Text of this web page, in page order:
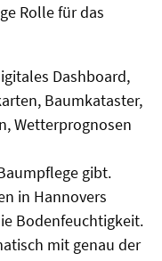
Rolle für das
Dashboard,
Baumkataster,
Wetterprognosen
gibt.
in Hannovers
Bodenfeuchtigkeit.
mit genau der